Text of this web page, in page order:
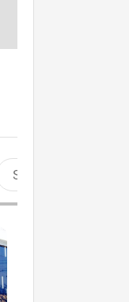
Sports aquatiques